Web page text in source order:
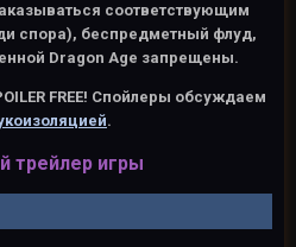
соответствующим
спора), беспредметный флуд,
Dragon Age запрещены.
FREE! Спойлеры обсуждаем
.
трейлер игры